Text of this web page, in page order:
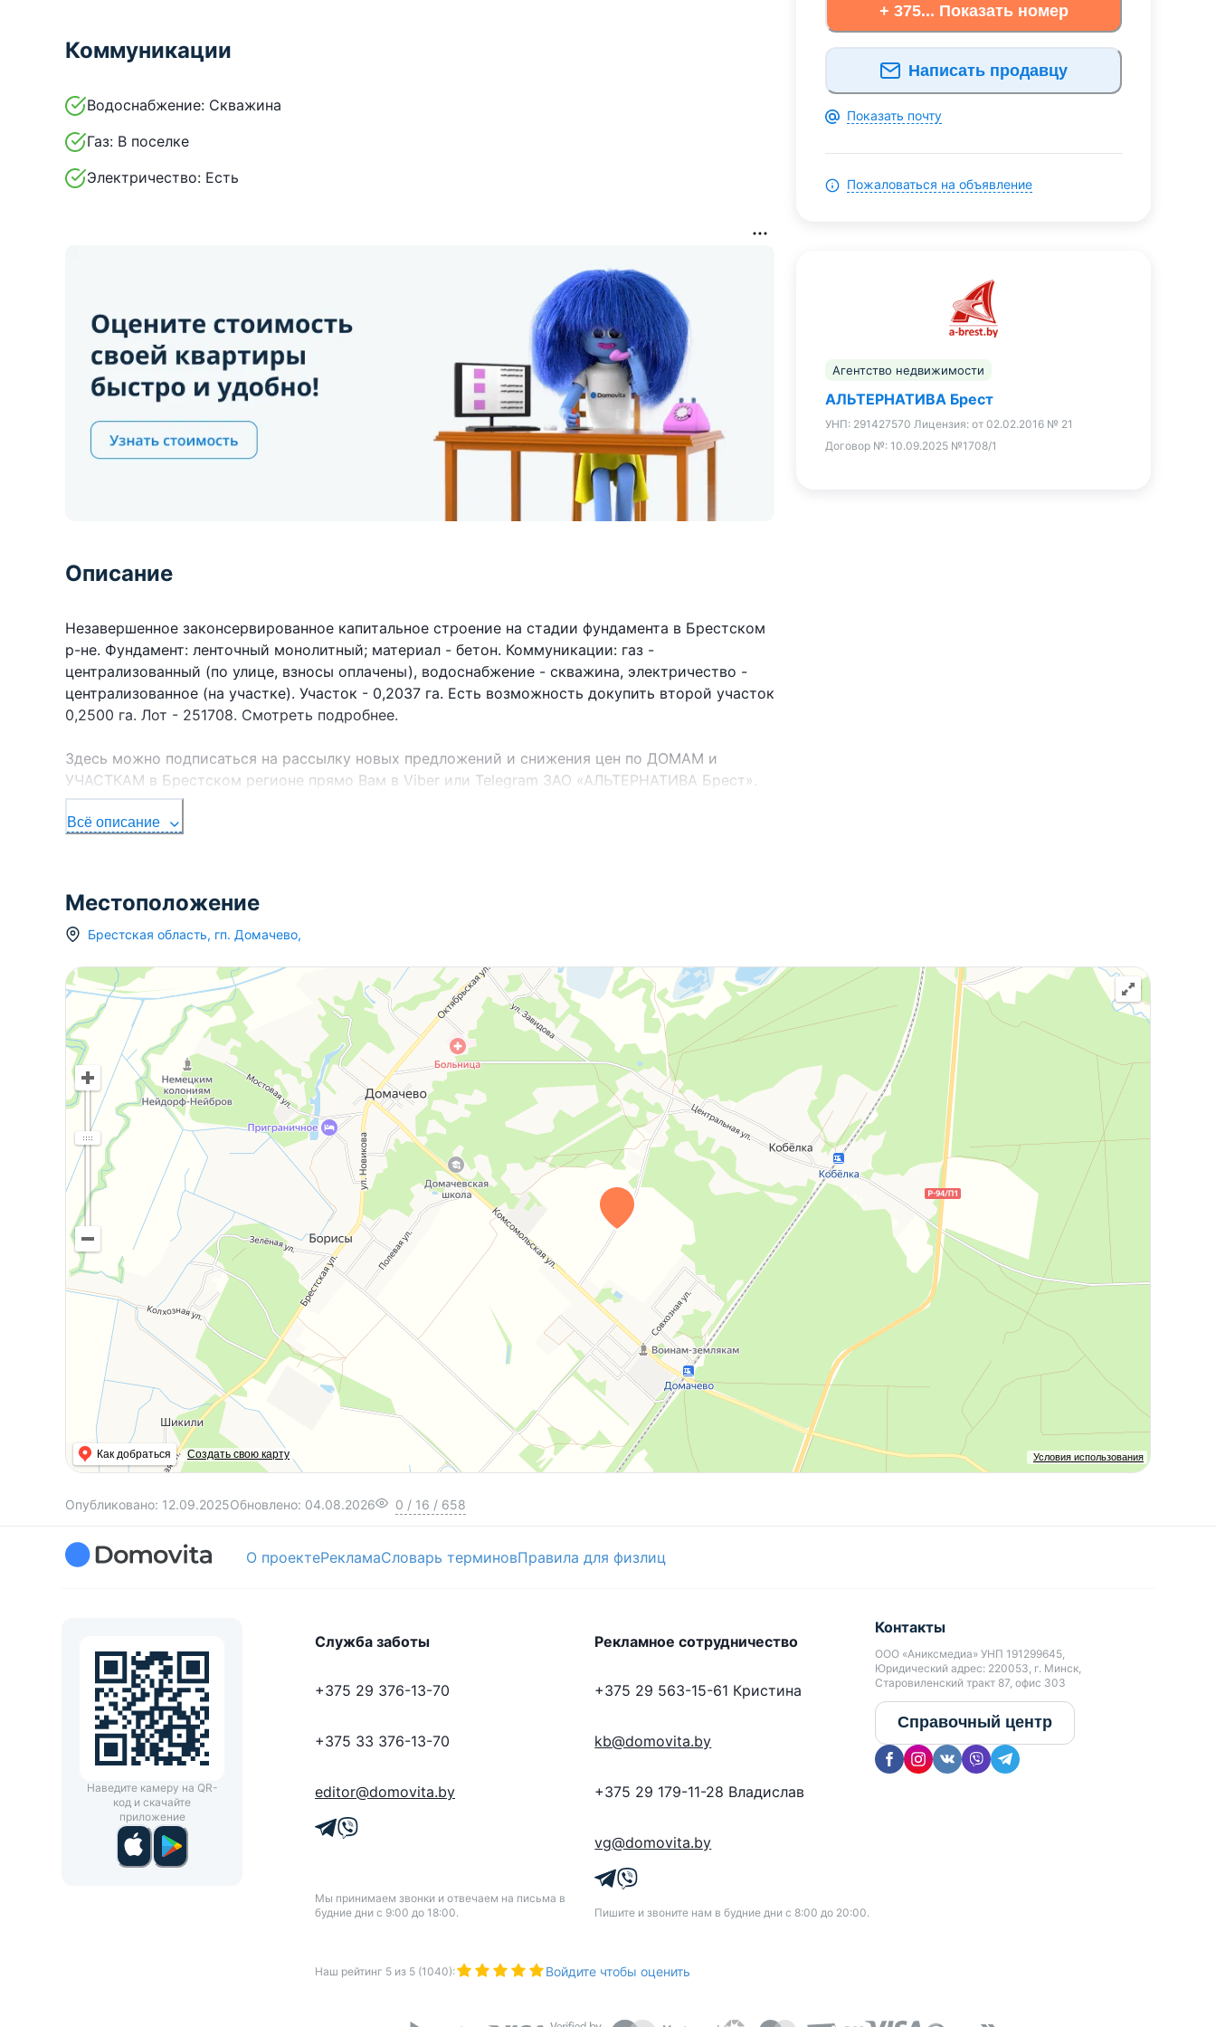
Коммуникации
Водоснабжение: Скважина
Газ: В поселке
Электричество: Есть
Описание
Незавершенное законсервированное капитальное строение на стадии фундамента в Брестском
р-не. Фундамент: ленточный монолитный; материал - бетон. Коммуникации: газ -
централизованный (по улице, взносы оплачены), водоснабжение - скважина, электричество -
централизованное (на участке). Участок - 0,2037 га. Есть возможность докупить второй участок
0,2500 га. Лот - 251708. Смотреть подробнее.
Здесь можно подписаться на рассылку новых предложений и снижения цен по ДОМАМ и
УЧАСТКАМ в Брестском регионе прямо Вам в Viber или Telegram ЗАО «АЛЬТЕРНАТИВА Брест».
УНП 291427570 Лицензия № 02240/303 от 02.02.2016г. Договор номер 1708/1 от 10.09.2025
Всё описание
+ 375... Показать номер
Написать продавцу
Показать почту
Пожаловаться на объявление
Агентство недвижимости
АЛЬТЕРНАТИВА Брест
УНП: 291427570 Лицензия: от 02.02.2016 № 21
Договор №: 10.09.2025 №1708/1
Местоположение
Брестская область, гп. Домачево,
Условия использования
Как добраться Создать свою карту
Опубликовано: 12.09.2025Обновлено: 04.08.2026 0 / 16 / 658
О проектеРекламаСловарь терминовПравила для физлиц
Наведите камеру на QR-
код и скачайте
приложение
Служба заботы
+375 29 376-13-70
+375 33 376-13-70
editor@domovita.by
Мы принимаем звонки и отвечаем на письма в
будние дни с 9:00 до 18:00.
Рекламное сотрудничество
+375 29 563-15-61 Кристина
kb@domovita.by
+375 29 179-11-28 Владислав
vg@domovita.by
Пишите и звоните нам в будние дни с 8:00 до 20:00.
Контакты
ООО «Аниксмедиа» УНП 191299645,
Юридический адрес: 220053, г. Минск,
Старовиленский тракт 87, офис 303
Справочный центр
Наш рейтинг 5 из 5 (1040): Войдите чтобы оценить